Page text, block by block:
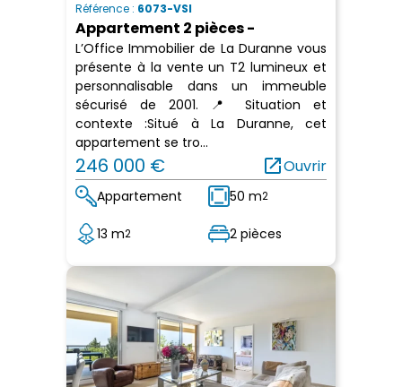
Référence : 6073-VSI
Appartement 2 pièces -
L’Office Immobilier de La Duranne vous
présente à la vente un T2 lumineux et
personnalisable dans un immeuble
sécurisé de 2001. 📍 Situation et
contexte :Situé à La Duranne, cet
appartement se tro...
246 000 € open_in_newOuvrir
Appartement 50 m2
13 m2 2 pièces